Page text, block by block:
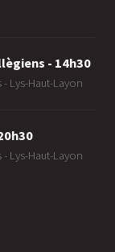
- 14h30
Lys-Haut-Layon
Lys-Haut-Layon